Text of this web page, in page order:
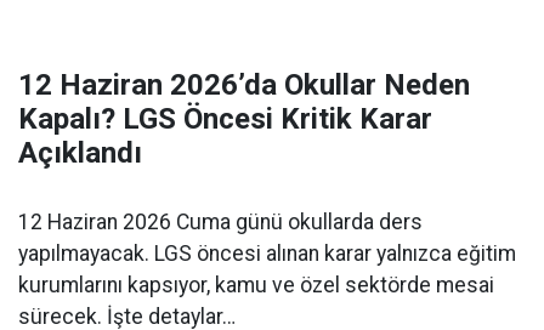
12 Haziran 2026’da Okullar Neden
Kapalı? LGS Öncesi Kritik Karar
Açıklandı
12 Haziran 2026 Cuma günü okullarda ders
yapılmayacak. LGS öncesi alınan karar yalnızca eğitim
kurumlarını kapsıyor, kamu ve özel sektörde mesai
sürecek. İşte detaylar…